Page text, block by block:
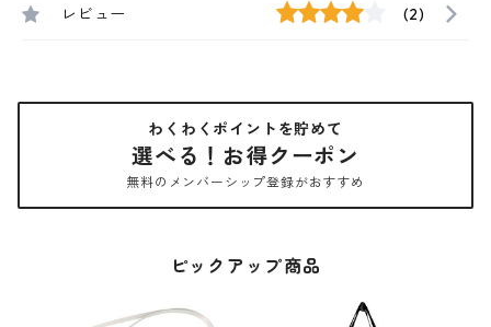
レビュー (2)
わくわくポイントを貯めて
選べる！お得クーポン
無料のメンバーシップ登録がおすすめ
ピックアップ商品